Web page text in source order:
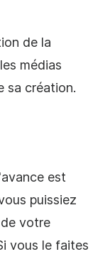
de la
médias
sa création.
est
puissiez
votre
vous le faites